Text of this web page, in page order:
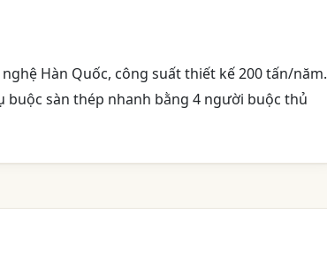
Hàn Quốc, công suất thiết kế 200 tấn/năm.
buộc sàn thép nhanh bằng 4 người buộc thủ